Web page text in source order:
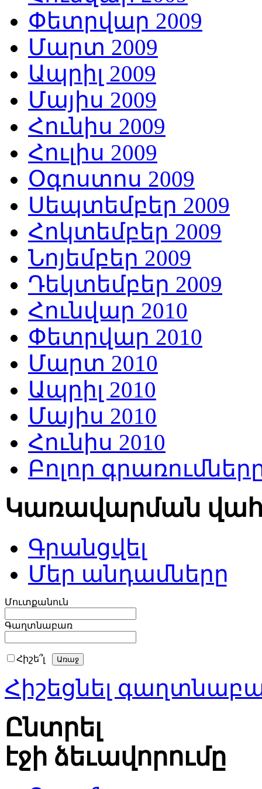
Փետրվար 2009
Մարտ 2009
Ապրիլ 2009
Մայիս 2009
Հունիս 2009
Հուլիս 2009
Օգոստոս 2009
Սեպտեմբեր 2009
Հոկտեմբեր 2009
Նոյեմբեր 2009
Դեկտեմբեր 2009
Հունվար 2010
Փետրվար 2010
Մարտ 2010
Ապրիլ 2010
Մայիս 2010
Հունիս 2010
Բոլոր
Կառավարման
Գրանցվել
Մեր անդամները
Մուտքանուն
Գաղտնաբառ
Հիշե՞լ
Հիշեցնել
Ընտրել
էջի ձեւավորումը